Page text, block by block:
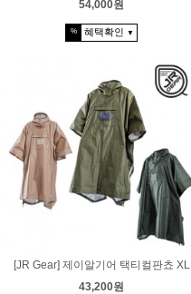
54,000원
% 혜택확인 ▼
[JR Gear] 제이알기어 택티컬판쵸 XL
43,200원